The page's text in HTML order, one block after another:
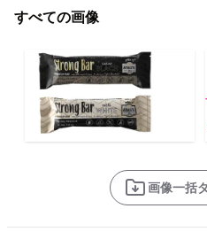
すべての画像
画像一括